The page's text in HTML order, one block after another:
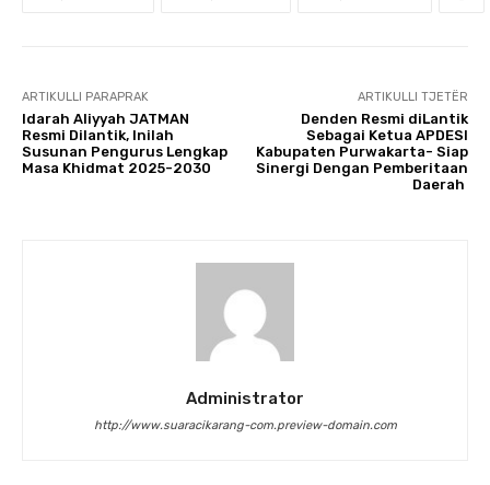
ARTIKULLI PARAPRAK
Idarah Aliyyah JATMAN
Resmi Dilantik, Inilah
Susunan Pengurus Lengkap
Masa Khidmat 2025-2030
ARTIKULLI TJETËR
Denden Resmi diLantik
Sebagai Ketua APDESI
Kabupaten Purwakarta- Siap
Sinergi Dengan Pemberitaan
Daerah
Administrator
http://www.suaracikarang-com.preview-domain.com